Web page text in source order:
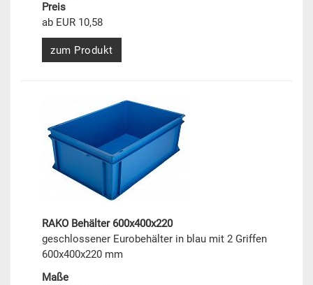
Preis
ab EUR 10,58
zum Produkt
RAKO Behälter 600x400x220
geschlossener Eurobehälter in blau mit 2 Griffen
600x400x220 mm
Maße